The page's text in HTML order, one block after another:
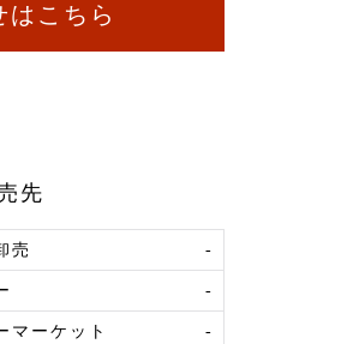
こちら
先
売 -
-
マーケット -